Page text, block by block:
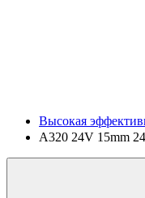
Высокая
A320 24V 15mm